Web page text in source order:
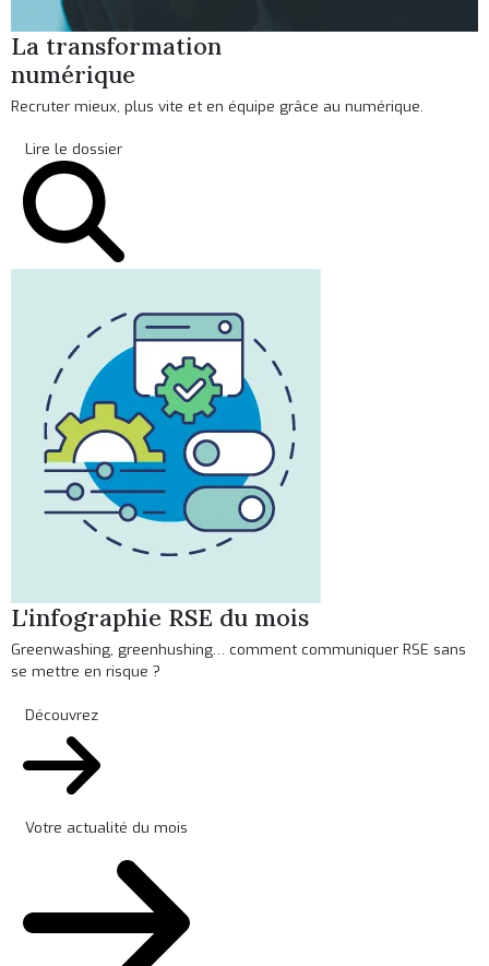
La transformation
numérique
Recruter mieux, plus vite et en équipe grâce au numérique.
Lire le dossier
L'infographie RSE du mois
Greenwashing, greenhushing… comment communiquer RSE sans
se mettre en risque ?
Découvrez
Votre actualité du mois